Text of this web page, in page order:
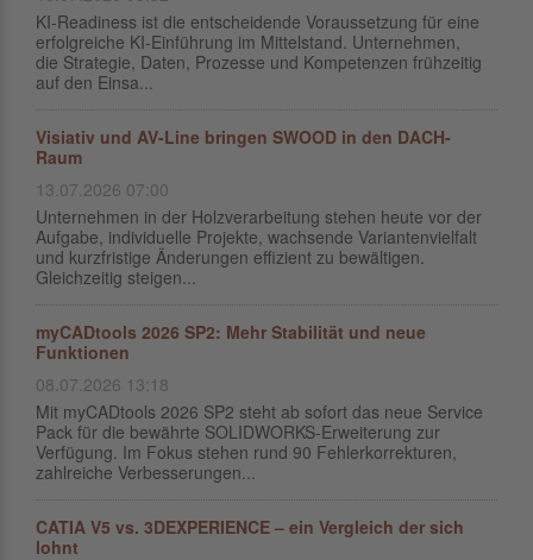
KI-Readiness ist die entscheidende Voraussetzung für eine
erfolgreiche KI-Einführung im Mittelstand. Unternehmen,
die Strategie, Daten, Prozesse und Kompetenzen frühzeitig
auf den Einsa...
Visiativ und AV-Line bringen SWOOD in den DACH-
Raum
13.07.2026 07:00
Unternehmen in der Holzverarbeitung stehen heute vor der
Aufgabe, individuelle Projekte, wachsende Variantenvielfalt
und kurzfristige Änderungen effizient zu bewältigen.
Gleichzeitig steigen...
myCADtools 2026 SP2: Mehr Stabilität und neue
Funktionen
08.07.2026 13:18
Mit myCADtools 2026 SP2 steht ab sofort das neue Service
Pack für die bewährte SOLIDWORKS-Erweiterung zur
Verfügung. Im Fokus stehen rund 90 Fehlerkorrekturen,
zahlreiche Verbesserungen...
CATIA V5 vs. 3DEXPERIENCE – ein Vergleich der sich
lohnt